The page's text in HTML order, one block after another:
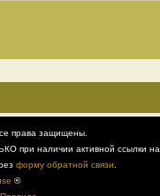
права защищены.
при наличии активной ссылки на
форму обратной связи
®